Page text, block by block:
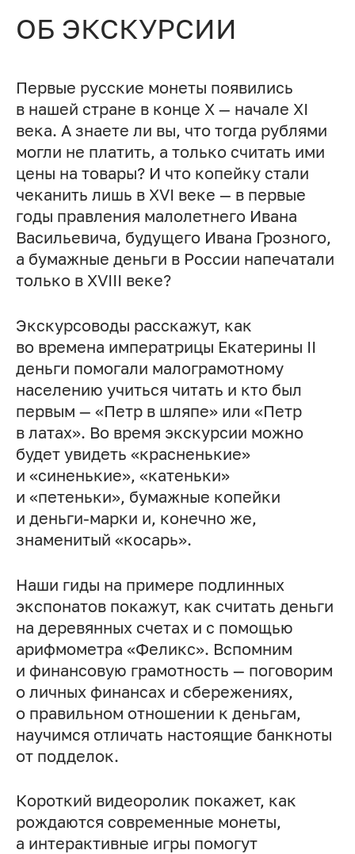
ОБ ЭКСКУРСИИ
Первые русские монеты появились
в нашей стране в конце X — начале XI
века. А знаете ли вы, что тогда рублями
могли не платить, а только считать ими
цены на товары? И что копейку стали
чеканить лишь в XVI веке — в первые
годы правления малолетнего Ивана
Васильевича, будущего Ивана Грозного,
а бумажные деньги в России напечатали
только в XVIII веке?
Экскурсоводы расскажут, как
во времена императрицы Екатерины II
деньги помогали малограмотному
населению учиться читать и кто был
первым — «Петр в шляпе» или «Петр
в латах». Во время экскурсии можно
будет увидеть «красненькие»
и «синенькие», «катеньки»
и «петеньки», бумажные копейки
и деньги-марки и, конечно же,
знаменитый «косарь».
Наши гиды на примере подлинных
экспонатов покажут, как считать деньги
на деревянных счетах и с помощью
арифмометра «Феликс». Вспомним
и финансовую грамотность — поговорим
о личных финансах и сбережениях,
о правильном отношении к деньгам,
научимся отличать настоящие банкноты
от подделок.
Короткий видеоролик покажет, как
рождаются современные монеты,
а интерактивные игры помогут